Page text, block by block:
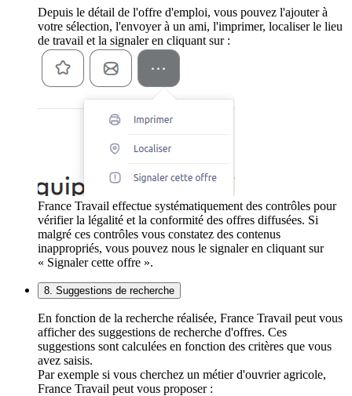
Depuis le détail de l'offre d'emploi, vous pouvez l'ajouter à
votre sélection, l'envoyer à un ami, l'imprimer, localiser le lieu
de travail et la signaler en cliquant sur :
France Travail effectue systématiquement des contrôles pour
vérifier la légalité et la conformité des offres diffusées. Si
malgré ces contrôles vous constatez des contenus
inappropriés, vous pouvez nous le signaler en cliquant sur
« Signaler cette offre ».
8. Suggestions de recherche
En fonction de la recherche réalisée, France Travail peut vous
afficher des suggestions de recherche d'offres. Ces
suggestions sont calculées en fonction des critères que vous
avez saisis.
Par exemple si vous cherchez un métier d'ouvrier agricole,
France Travail peut vous proposer :